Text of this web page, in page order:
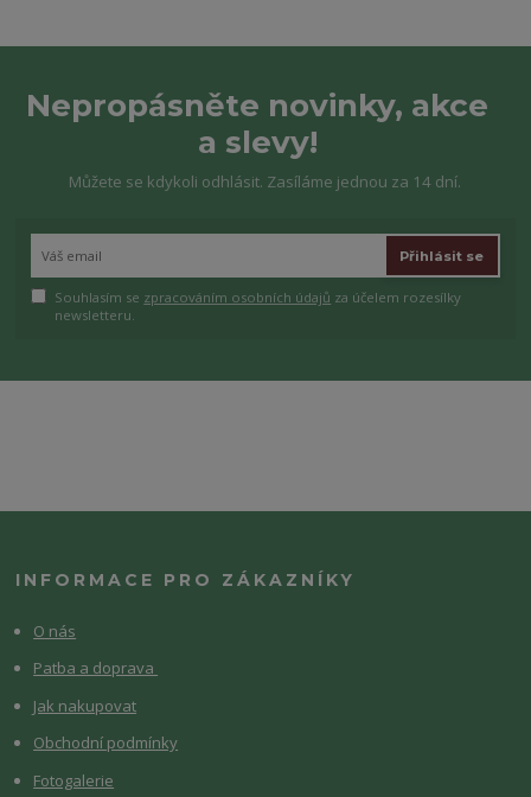
Nepropásněte novinky, akce
a slevy!
Můžete se kdykoli odhlásit. Zasíláme jednou za 14 dní.
Přihlásit se
Souhlasím se zpracováním osobních údajů za účelem rozesílky
newsletteru.
INFORMACE PRO ZÁKAZNÍKY
O nás
Patba a doprava
Jak nakupovat
Obchodní podmínky
Fotogalerie